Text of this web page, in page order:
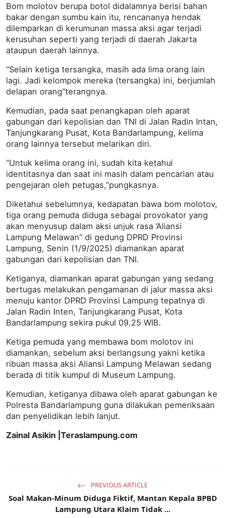
Bom molotov berupa botol didalamnya berisi bahan
bakar dengan sumbu kain itu, rencananya hendak
dilemparkan di kerumunan massa aksi agar terjadi
kerusuhan seperti yang terjadi di daerah Jakarta
ataupun daerah lainnya.
“Selain ketiga tersangka, masih ada lima orang lain
lagi. Jadi kelompok mereka (tersangka) ini, berjumlah
delapan orang”terangnya.
Kemudian, pada saat penangkapan oleh aparat
gabungan dari kepolisian dan TNI di Jalan Radin Intan,
Tanjungkarang Pusat, Kota Bandarlampung, kelima
orang lainnya tersebut melarikan diri.
“Untuk kelima orang ini, sudah kita ketahui
identitasnya dan saat ini masih dalam pencarian atau
pengejaran oleh petugas,”pungkasnya.
Diketahui sebelumnya, kedapatan bawa bom molotov,
tiga orang pemuda diduga sebagai provokator yang
akan menyusup dalam aksi unjuk rasa ‘Aliansi
Lampung Melawan” di gedung DPRD Provinsi
Lampung, Senin (1/9/2025) diamankan aparat
gabungan dari kepolisian dan TNI.
Ketiganya, diamankan aparat gabungan yang sedang
bertugas melakukan pengamanan di jalur massa aksi
menuju kantor DPRD Provinsi Lampung tepatnya di
Jalan Radin Inten, Tanjungkarang Pusat, Kota
Bandarlampung sekira pukul 09.25 WIB.
Ketiga pemuda yang membawa bom molotov ini
diamankan, sebelum aksi berlangsung yakni ketika
ribuan massa aksi Aliansi Lampung Melawan sedang
berada di titik kumpul di Museum Lampung.
Kemudian, ketiganya dibawa oleh aparat gabungan ke
Polresta Bandarlampung guna dilakukan pemeriksaan
dan penyelidikan lebih lanjut.
Zainal Asikin |Teraslampung.com
PREVIOUS ARTICLE
Soal Makan-Minum Diduga Fiktif, Mantan Kepala BPBD
Lampung Utara Klaim Tidak ...